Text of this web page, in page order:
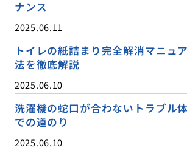
ナンス
2025.06.11
トイレの紙詰まり完全解消マニュ
法を徹底解説
2025.06.10
洗濯機の蛇口が合わないトラブル
での道のり
2025.06.10